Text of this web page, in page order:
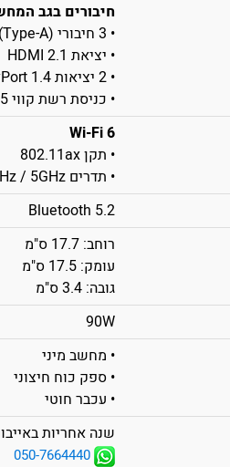
חיבורים בגב
• 3 חיבורי USB 10Gbps (Type-A)
• יציאת HDMI 2.1
• 2 יציאות DisplayPort 1.4
• כניסת רשת קווי RJ45
Wi-Fi 6
• תקן 802.11ax
• תדרים 2.4GHz / 5GHz
Bluetooth 5.2
רוחב: 17.7 ס"מ
עומק: 17.5 ס"מ
גובה: 3.4 ס"מ
90W
• מחשב מיני
• ספק כוח חיצוני
• עכבר חוטי
שנה אחריות
050-7664440